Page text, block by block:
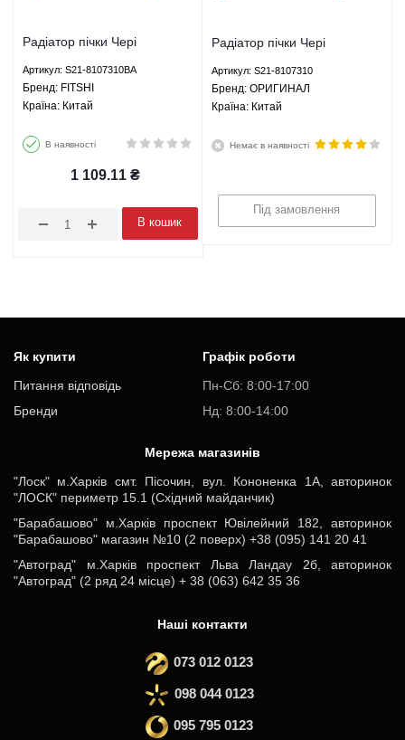
Радіатор пічки Чері
8107310BA FITSHI
Артикул: S21-8107310BA
Брeнд: FITSHI
Країна: Китай
В наявності
1 109.11₴
В кошик
Радіатор пічки Чері
8107310 ОРИГИНАЛ
Артикул: S21-8107310
Брeнд: ОРИГИНАЛ
Країна: Китай
Немає в наявності
Під замовлення
Як купити
Питання відповідь
Бренди
Графік роботи
Пн-Cб: 8:00-17:00
Нд: 8:00-14:00
Мережа магазинів
"Лоск" м.Харків смт. Пісочин, вул. Кононенка 1А, авторинок
"ЛОСК" периметр 15.1 (Східний майданчик)
"Барабашово" м.Харків проспект Ювілейний 182, авторинок
"Барабашово" магазин №10 (2 поверх) +38 (095) 141 20 41
"Автоград" м.Харків проспект Льва Ландау 2б, авторинок
"Автоград" (2 ряд 24 місце) + 38 (063) 642 35 36
Наші контакти
073 012 0123
098 044 0123
095 795 0123